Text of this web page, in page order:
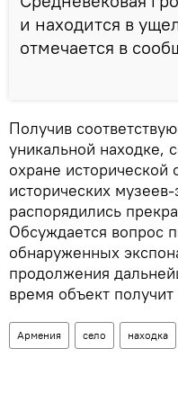
и находится в
отмечается в
Получив
уникальной находке,
охране исторической
исторических
распорядились
Обсуждается вопрос
обнаруженных
продолжения
время объект получит
Армения село находка